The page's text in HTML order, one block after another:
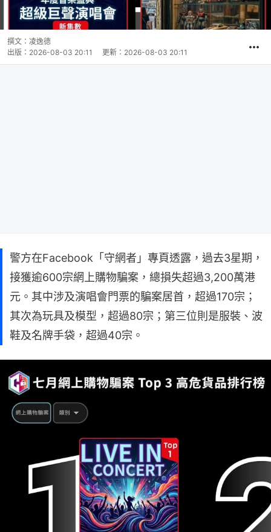
撰文： 凌逸德
出版： 2026-08-03 20:11 更新： 2026-08-03 20:11
警方在Facebook「守網者」專頁透露，過去3星期，
接獲逾600宗網上購物騙案，總損失超過3,200萬港
元。其中涉及演唱會門票的騙案居首，超過170宗；
其次為玩具及模型，超過80宗；第三位則是服裝、波
鞋及名牌手袋，超過40宗。